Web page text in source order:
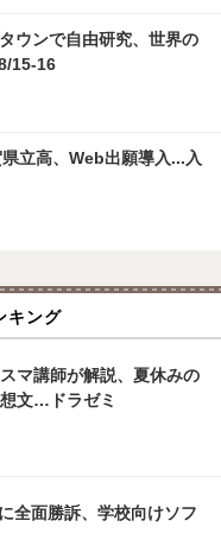
ウンで自由研究、世界の
15-16
立高、Web出願導入...入
キング
マ講師が解説、夏休みの
文…ドラゼミ
全面勝訴、学校向けソフ